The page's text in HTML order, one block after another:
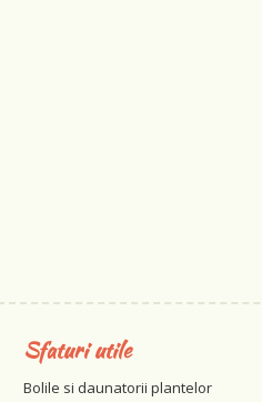
Sfaturi utile
Bolile si daunatorii plantelor